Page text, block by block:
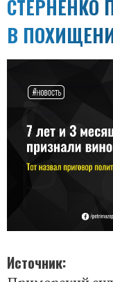
В
Источник